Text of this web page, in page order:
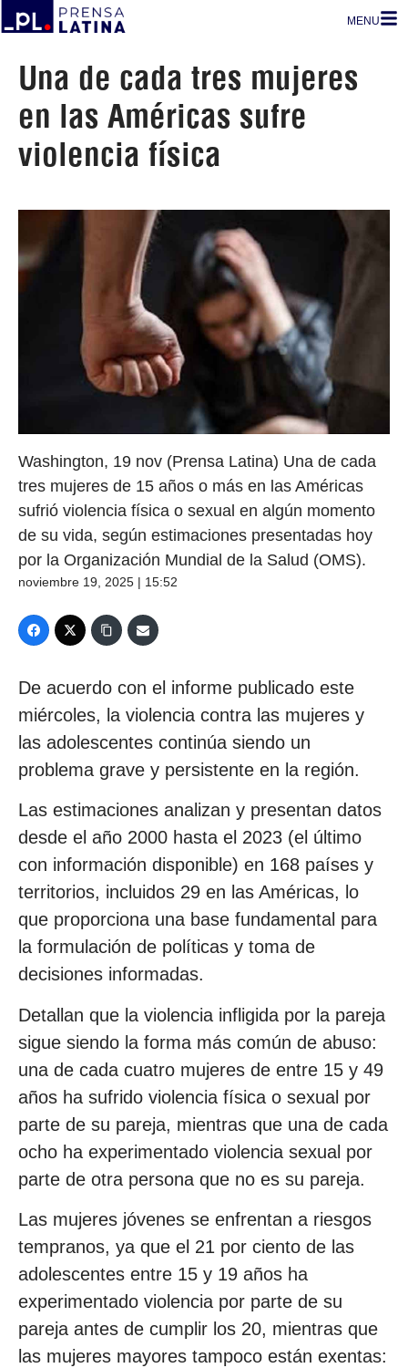
MENU
Una de cada tres mujeres
en las Américas sufre
violencia física
Washington, 19 nov (Prensa Latina) Una de cada
tres mujeres de 15 años o más en las Américas
sufrió violencia física o sexual en algún momento
de su vida, según estimaciones presentadas hoy
por la Organización Mundial de la Salud (OMS).
noviembre 19, 2025 | 15:52
De acuerdo con el informe publicado este
miércoles, la violencia contra las mujeres y
las adolescentes continúa siendo un
problema grave y persistente en la región.
Las estimaciones analizan y presentan datos
desde el año 2000 hasta el 2023 (el último
con información disponible) en 168 países y
territorios, incluidos 29 en las Américas, lo
que proporciona una base fundamental para
la formulación de políticas y toma de
decisiones informadas.
Detallan que la violencia infligida por la pareja
sigue siendo la forma más común de abuso:
una de cada cuatro mujeres de entre 15 y 49
años ha sufrido violencia física o sexual por
parte de su pareja, mientras que una de cada
ocho ha experimentado violencia sexual por
parte de otra persona que no es su pareja.
Las mujeres jóvenes se enfrentan a riesgos
tempranos, ya que el 21 por ciento de las
adolescentes entre 15 y 19 años ha
experimentado violencia por parte de su
pareja antes de cumplir los 20, mientras que
las mujeres mayores tampoco están exentas: